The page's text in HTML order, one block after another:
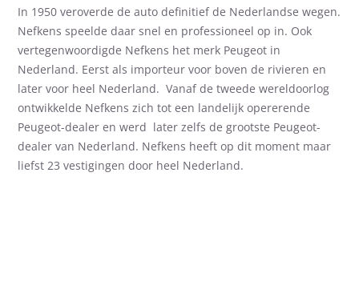
In 1950 veroverde de auto definitief de Nederlandse wegen.
Nefkens speelde daar snel en professioneel op in. Ook
vertegenwoordigde Nefkens het merk Peugeot in
Nederland. Eerst als importeur voor boven de rivieren en
later voor heel Nederland. Vanaf de tweede wereldoorlog
ontwikkelde Nefkens zich tot een landelijk opererende
Peugeot-dealer en werd later zelfs de grootste Peugeot-
dealer van Nederland. Nefkens heeft op dit moment maar
liefst 23 vestigingen door heel Nederland.